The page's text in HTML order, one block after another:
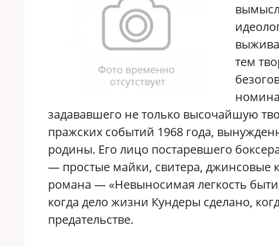
тем
задававшего не только высочайшую
пражских событий 1968 года,
родины. Его лицо постаревшего
— простые майки, свитера, джинсовые
романа — «Невыносимая легкость
когда дело жизни Кундеры сделано,
предательстве.